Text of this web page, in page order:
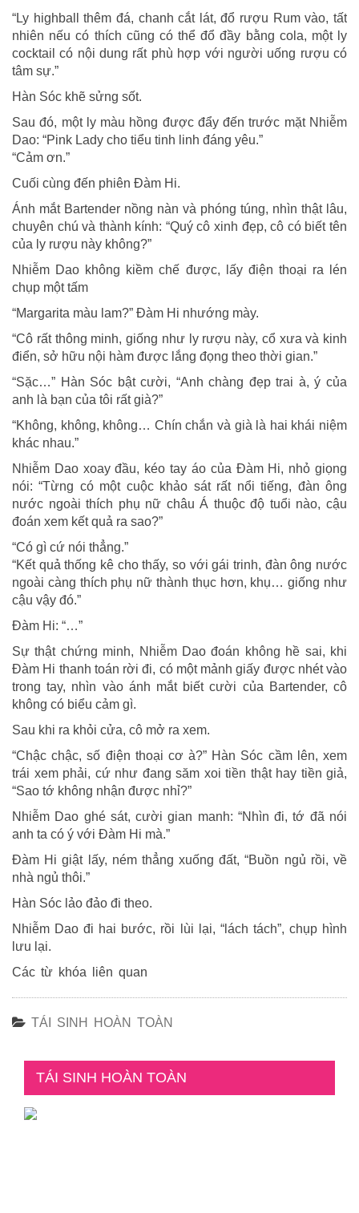
“Ly highball thêm đá, chanh cắt lát, đổ rượu Rum vào, tất
nhiên nếu có thích cũng có thể đổ đầy bằng cola, một ly
cocktail có nội dung rất phù hợp với người uống rượu có
tâm sự.”
Hàn Sóc khẽ sửng sốt.
Sau đó, một ly màu hồng được đẩy đến trước mặt Nhiễm
Dao: “Pink Lady cho tiểu tinh linh đáng yêu.”
“Cảm ơn.”
Cuối cùng đến phiên Đàm Hi.
Ánh mắt Bartender nồng nàn và phóng túng, nhìn thật lâu,
chuyên chú và thành kính: “Quý cô xinh đẹp, cô có biết tên
của ly rượu này không?”
Nhiễm Dao không kiềm chế được, lấy điện thoại ra lén
chụp một tấm
“Margarita màu lam?” Đàm Hi nhướng mày.
“Cô rất thông minh, giống như ly rượu này, cổ xưa và kinh
điển, sở hữu nội hàm được lắng đọng theo thời gian.”
“Sặc…” Hàn Sóc bật cười, “Anh chàng đẹp trai à, ý của
anh là bạn của tôi rất già?”
“Không, không, không… Chín chắn và già là hai khái niệm
khác nhau.”
Nhiễm Dao xoay đầu, kéo tay áo của Đàm Hi, nhỏ giọng
nói: “Từng có một cuộc khảo sát rất nổi tiếng, đàn ông
nước ngoài thích phụ nữ châu Á thuộc độ tuổi nào, cậu
đoán xem kết quả ra sao?”
“Có gì cứ nói thẳng.”
“Kết quả thống kê cho thấy, so với gái trinh, đàn ông nước
ngoài càng thích phụ nữ thành thục hơn, khụ… giống như
cậu vậy đó.”
Đàm Hi: “…”
Sự thật chứng minh, Nhiễm Dao đoán không hề sai, khi
Đàm Hi thanh toán rời đi, có một mảnh giấy được nhét vào
trong tay, nhìn vào ánh mắt biết cười của Bartender, cô
không có biểu cảm gì.
Sau khi ra khỏi cửa, cô mở ra xem.
“Chậc chậc, số điện thoại cơ à?” Hàn Sóc cầm lên, xem
trái xem phải, cứ như đang săm xoi tiền thật hay tiền giả,
“Sao tớ không nhận được nhỉ?”
Nhiễm Dao ghé sát, cười gian manh: “Nhìn đi, tớ đã nói
anh ta có ý với Đàm Hi mà.”
Đàm Hi giật lấy, ném thẳng xuống đất, “Buồn ngủ rồi, về
nhà ngủ thôi.”
Hàn Sóc lảo đảo đi theo.
Nhiễm Dao đi hai bước, rồi lùi lại, “lách tách”, chụp hình
lưu lại.
Các từ khóa liên quan
TÁI SINH HOÀN TOÀN
TÁI SINH HOÀN TOÀN